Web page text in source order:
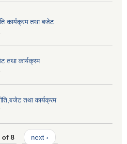
कार्यक्रम तथा बजेट
तथा कार्यक्रम
तथा कार्यक्रम
of 8 next ›